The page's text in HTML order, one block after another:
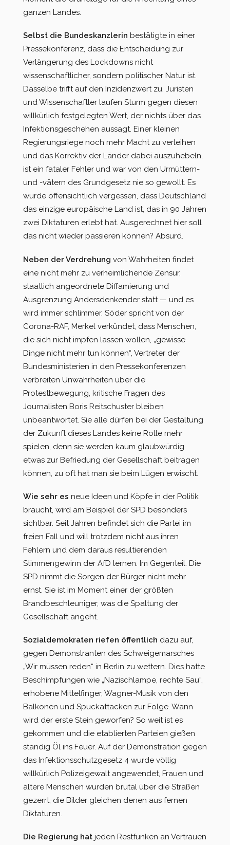
ganzen Landes.
Selbst die Bundeskanzlerin bestätigte in einer
Pressekonferenz, dass die Entscheidung zur
Verlängerung des Lockdowns nicht
wissenschaftlicher, sondern politischer Natur ist.
Dasselbe trifft auf den Inzidenzwert zu. Juristen
und Wissenschaftler laufen Sturm gegen diesen
willkürlich festgelegten Wert, der nichts über das
Infektionsgeschehen aussagt. Einer kleinen
Regierungsriege noch mehr Macht zu verleihen
und das Korrektiv der Länder dabei auszuhebeln,
ist ein fataler Fehler und war von den Urmüttern-
und -vätern des Grundgesetz nie so gewollt. Es
wurde offensichtlich vergessen, dass Deutschland
das einzige europäische Land ist, das in 90 Jahren
zwei Diktaturen erlebt hat. Ausgerechnet hier soll
das nicht wieder passieren können? Absurd.
Neben der Verdrehung von Wahrheiten findet
eine nicht mehr zu verheimlichende Zensur,
staatlich angeordnete Diffamierung und
Ausgrenzung Andersdenkender statt — und es
wird immer schlimmer. Söder spricht von der
Corona-RAF, Merkel verkündet, dass Menschen,
die sich nicht impfen lassen wollen, „gewisse
Dinge nicht mehr tun können“, Vertreter der
Bundesministerien in den Pressekonferenzen
verbreiten Unwahrheiten über die
Protestbewegung, kritische Fragen des
Journalisten Boris Reitschuster bleiben
unbeantwortet. Sie alle dürfen bei der Gestaltung
der Zukunft dieses Landes keine Rolle mehr
spielen, denn sie werden kaum glaubwürdig
etwas zur Befriedung der Gesellschaft beitragen
können, zu oft hat man sie beim Lügen erwischt.
Wie sehr es neue Ideen und Köpfe in der Politik
braucht, wird am Beispiel der SPD besonders
sichtbar. Seit Jahren befindet sich die Partei im
freien Fall und will trotzdem nicht aus ihren
Fehlern und dem daraus resultierenden
Stimmengewinn der AfD lernen. Im Gegenteil. Die
SPD nimmt die Sorgen der Bürger nicht mehr
ernst. Sie ist im Moment einer der größten
Brandbeschleuniger, was die Spaltung der
Gesellschaft angeht.
Sozialdemokraten riefen öffentlich dazu auf,
gegen Demonstranten des Schweigemarsches
„Wir müssen reden“ in Berlin zu wettern. Dies hatte
Beschimpfungen wie „Nazischlampe, rechte Sau“,
erhobene Mittelfinger, Wagner-Musik von den
Balkonen und Spuckattacken zur Folge. Wann
wird der erste Stein geworfen? So weit ist es
gekommen und die etablierten Parteien gießen
ständig Öl ins Feuer. Auf der Demonstration gegen
das Infektionsschutzgesetz 4 wurde völlig
willkürlich Polizeigewalt angewendet, Frauen und
ältere Menschen wurden brutal über die Straßen
gezerrt, die Bilder gleichen denen aus fernen
Diktaturen.
Die Regierung hat jeden Restfunken an Vertrauen